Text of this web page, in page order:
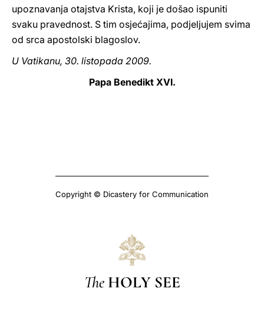
upoznavanja otajstva Krista, koji je došao ispuniti
svaku pravednost. S tim osjećajima, podjeljujem svima
od srca apostolski blagoslov.
U Vatikanu, 30. listopada 2009.
Papa Benedikt XVI.
Copyright © Dicastery for Communication
The HOLY SEE